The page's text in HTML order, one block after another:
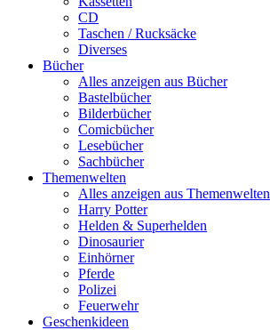
CD
Taschen / Rucksäcke
Diverses
Bücher
Alles anzeigen aus Bücher
Bastelbücher
Bilderbücher
Comicbücher
Lesebücher
Sachbücher
Themenwelten
Alles anzeigen aus Themenwelten
Harry Potter
Helden & Superhelden
Dinosaurier
Einhörner
Pferde
Polizei
Feuerwehr
Geschenkideen